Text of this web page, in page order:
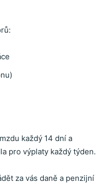
každý 14 dní a
pro výplaty každý týden.
za vás daně a penzijní